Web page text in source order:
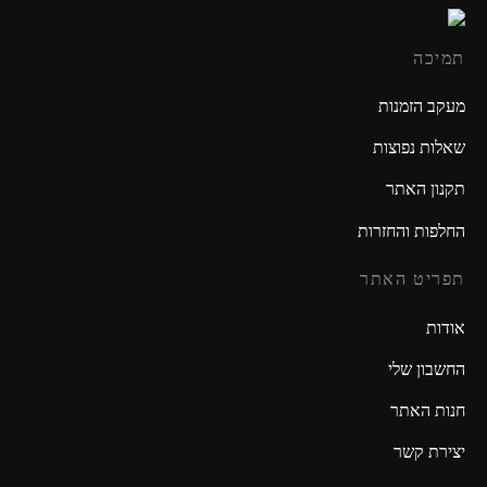
תמיכה
מעקב הזמנות
שאלות נפוצות
תקנון האתר
החלפות והחזרות
תפריט האתר
אודות
החשבון שלי
חנות האתר
יצירת קשר